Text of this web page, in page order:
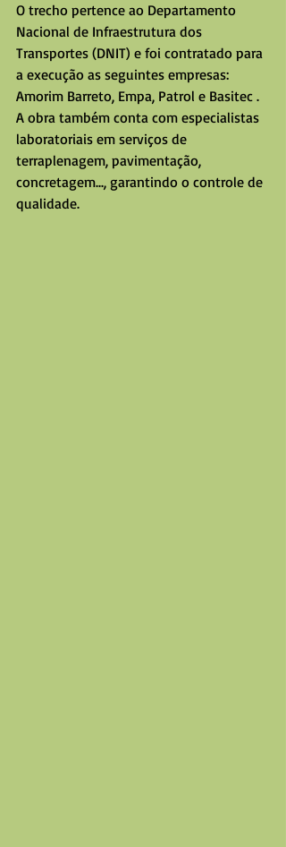
O trecho pertence ao Departamento
Nacional de Infraestrutura dos
Transportes (DNIT) e foi contratado para
a execução as seguintes empresas:
Amorim Barreto, Empa, Patrol e Basitec .
A obra também conta com especialistas
laboratoriais em serviços de
terraplenagem, pavimentação,
concretagem..., garantindo o controle de
qualidade.